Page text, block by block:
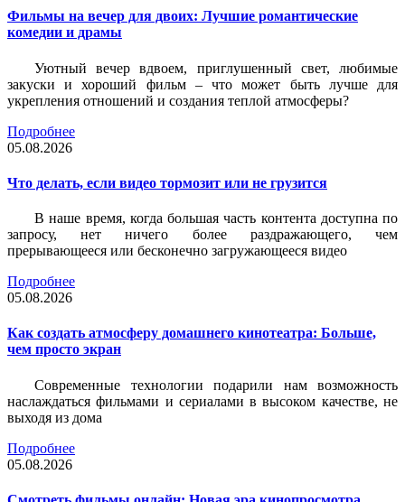
Фильмы на вечер для двоих: Лучшие романтические
комедии и драмы
Уютный вечер вдвоем, приглушенный свет, любимые
закуски и хороший фильм – что может быть лучше для
укрепления отношений и создания теплой атмосферы?
Подробнее
05.08.2026
Что делать, если видео тормозит или не грузится
В наше время, когда большая часть контента доступна по
запросу, нет ничего более раздражающего, чем
прерывающееся или бесконечно загружающееся видео
Подробнее
05.08.2026
Как создать атмосферу домашнего кинотеатра: Больше,
чем просто экран
Современные технологии подарили нам возможность
наслаждаться фильмами и сериалами в высоком качестве, не
выходя из дома
Подробнее
05.08.2026